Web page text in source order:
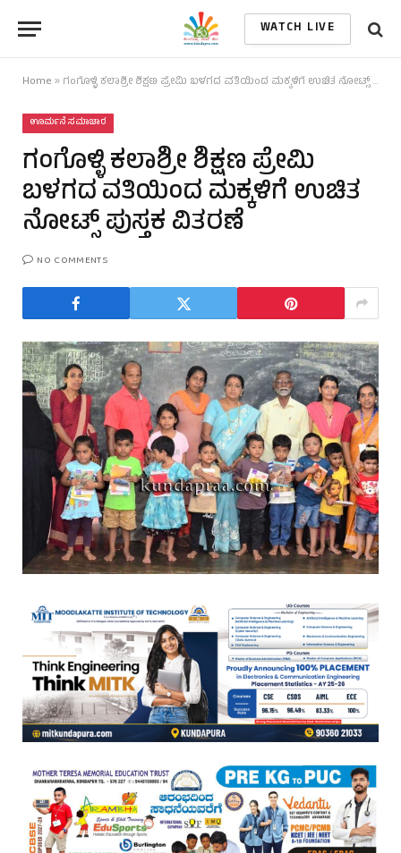
WATCH LIVE
Home » ಗಂಗೊಳ್ಳಿ ಕಲಾಶ್ರೀ ಶಿಕ್ಷಣ ಪ್ರೇಮಿ ಬಳಗದ ವತಿಯಿಂದ ಮಕ್ಕಳಿಗೆ ಉಚಿತ ನೋಟ್ಸ್ ಪುಸ್ತಕ ವಿತರಣೆ
ಊರ್ಮನೆ ಸಮಾಚಾರ
ಗಂಗೊಳ್ಳಿ ಕಲಾಶ್ರೀ ಶಿಕ್ಷಣ ಪ್ರೇಮಿ
ಬಳಗದ ವತಿಯಿಂದ ಮಕ್ಕಳಿಗೆ ಉಚಿತ
ನೋಟ್ಸ್ ಪುಸ್ತಕ ವಿತರಣೆ
NO COMMENTS